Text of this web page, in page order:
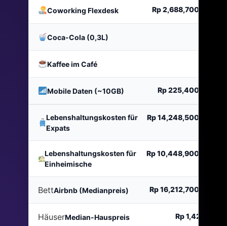
Coworking Flexdesk Rp 2,688,700
Coca-Cola (0,3L)
Kaffee im Café
Mobile Daten (~10GB) Rp 225,400
Lebenshaltungskosten für
Expats
Rp 14,248,500
Lebenshaltungskosten für
Einheimische
Rp 10,448,900
BettAirbnb (Medianpreis) Rp 16,212,700
HäuserMedian-Hauspreis Rp